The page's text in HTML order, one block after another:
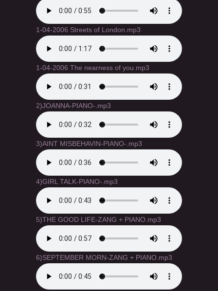
1-04-2006 Streets of London.mp3
1-04-2006 The nearness of you.mp3
2)JOANNA-PIANO-.mp3
3)AINT MISBEHAVIN-PIANO-.mp3
4)GIRL TALK-PIANO-.mp3
5)THE GOOD LIFE-ZANG + PIANO.mp3
6)SEPTEMBER MORN-ZANG + PIANO.mp3